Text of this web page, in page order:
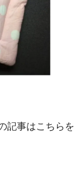
記事はこちらを